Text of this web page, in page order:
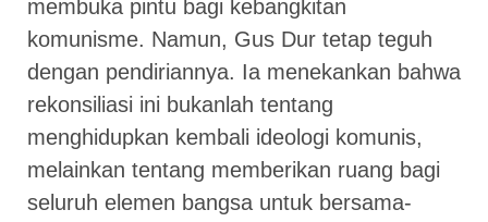
membuka pintu bagi kebangkitan
komunisme. Namun, Gus Dur tetap teguh
dengan pendiriannya. Ia menekankan bahwa
rekonsiliasi ini bukanlah tentang
menghidupkan kembali ideologi komunis,
melainkan tentang memberikan ruang bagi
seluruh elemen bangsa untuk bersama-